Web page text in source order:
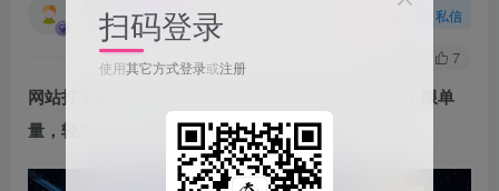
1年前发布
私信
7
网站打字录入搞钱，0成本，操作简单，收入稳定，不限单
量，轻松上手，快速结算，日入5张【揭秘】
扫码登录
使用其它方式登录或注册